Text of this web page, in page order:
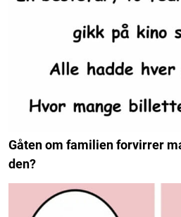
Gåten om familien forvirrer
den?